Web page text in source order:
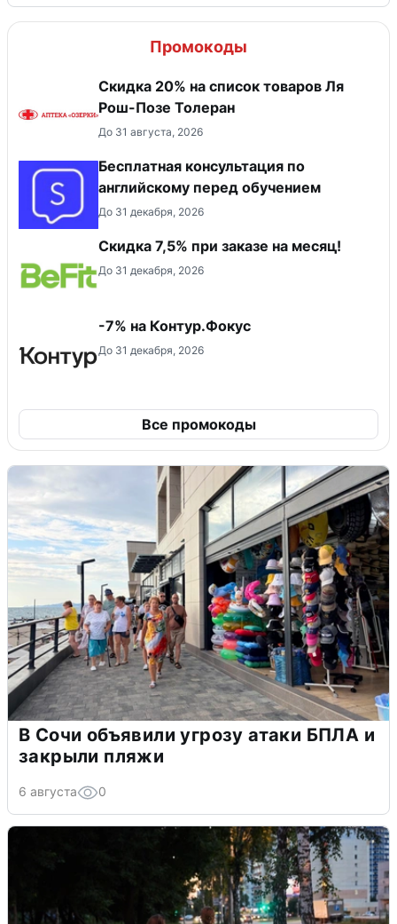
Промокоды
Скидка 20% на список товаров Ля
Рош-Позе Толеран
До 31 августа, 2026
Бесплатная консультация по
английскому перед обучением
До 31 декабря, 2026
Скидка 7,5% при заказе на месяц!
До 31 декабря, 2026
-7% на Контур.Фокус
До 31 декабря, 2026
Все промокоды
В Сочи объявили угрозу атаки БПЛА и
закрыли пляжи
6 августа 0